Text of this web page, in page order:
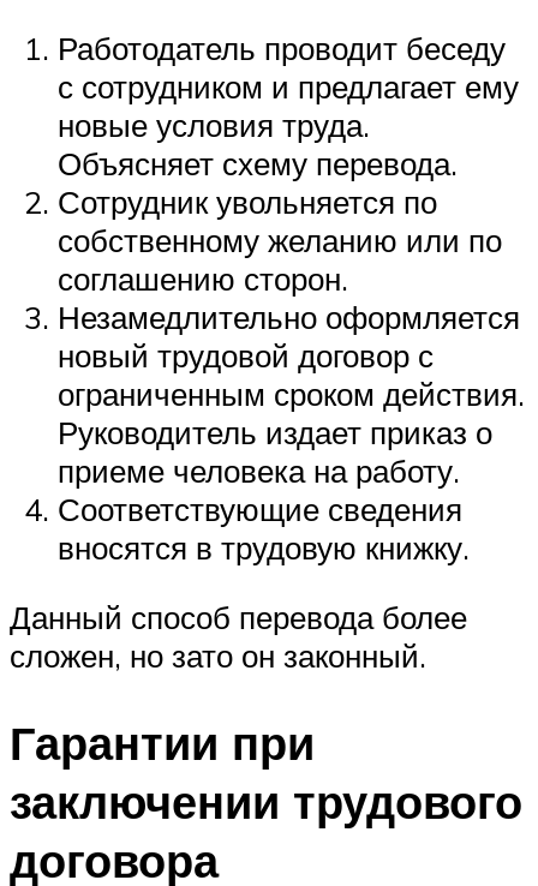
Работодатель проводит беседу
с сотрудником и предлагает ему
новые условия труда.
Объясняет схему перевода.
Сотрудник увольняется по
собственному желанию или по
соглашению сторон.
Незамедлительно оформляется
новый трудовой договор с
ограниченным сроком действия.
Руководитель издает приказ о
приеме человека на работу.
Соответствующие сведения
вносятся в трудовую книжку.
Данный способ перевода более
сложен, но зато он законный.
Гарантии при
заключении трудового
договора